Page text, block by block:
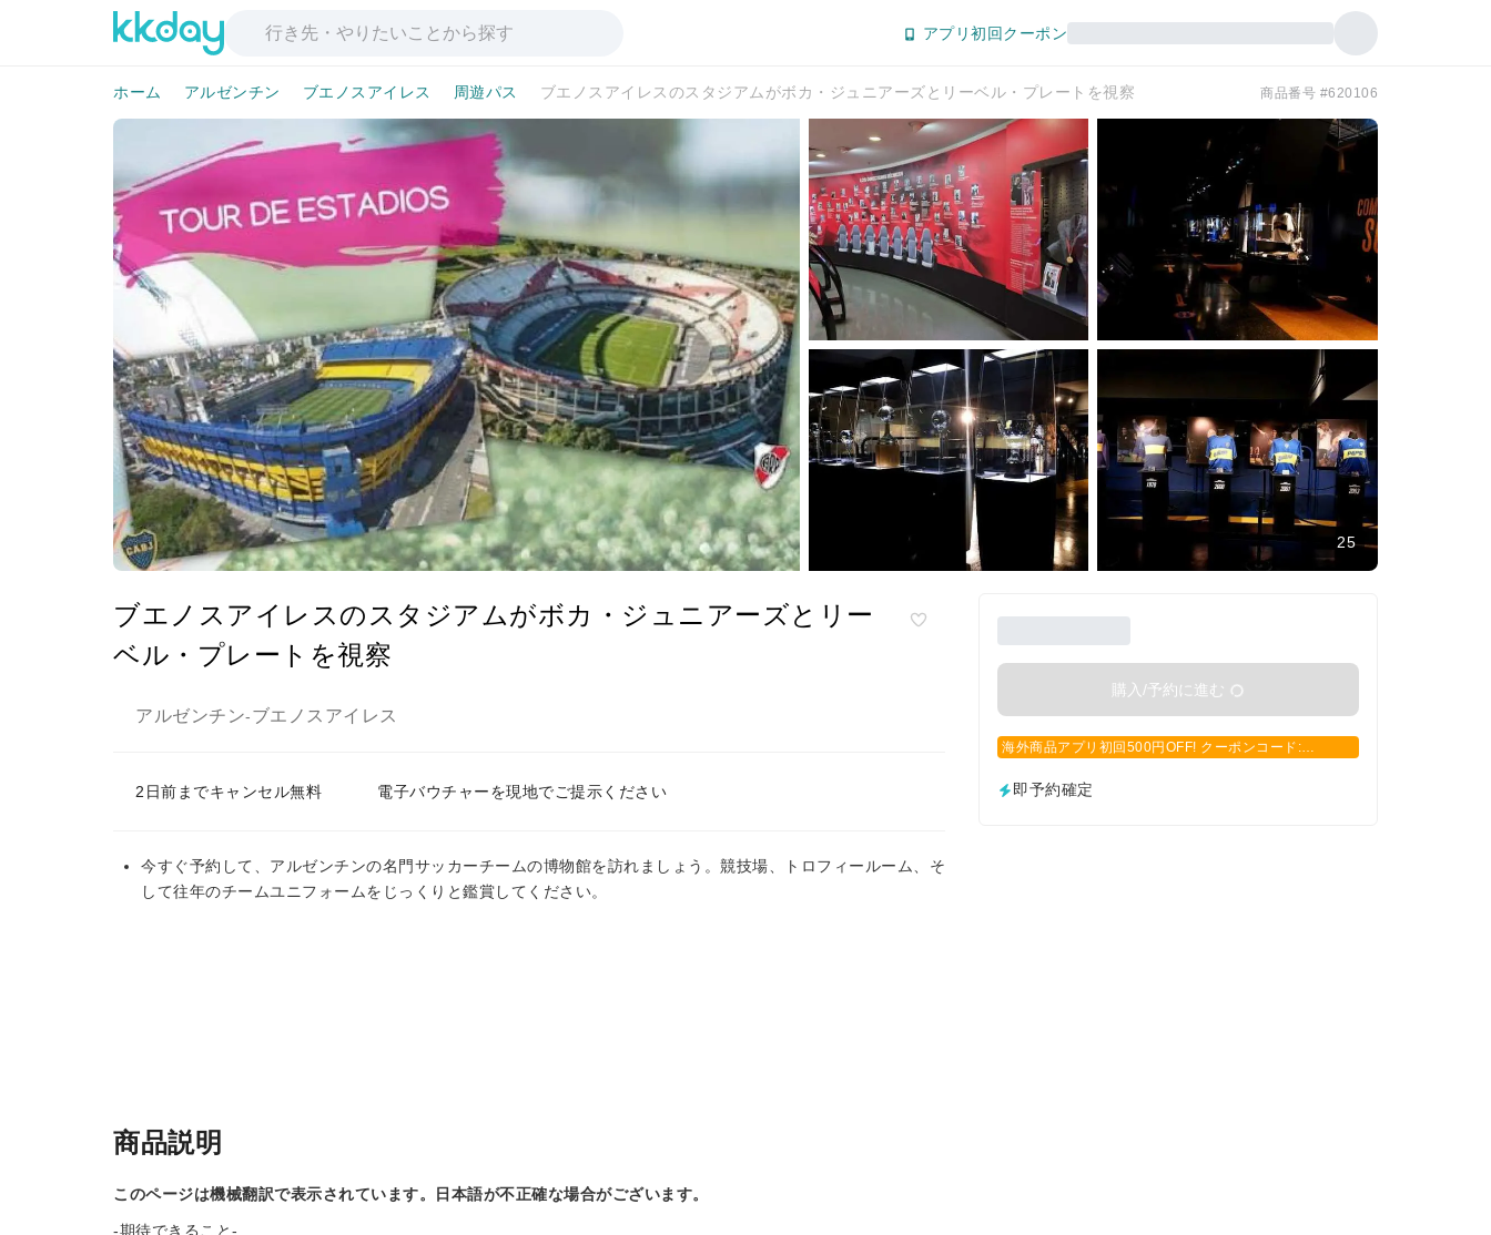
アプリ初回クーポン
ホーム アルゼンチン ブエノスアイレス 周遊パス ブエノスアイレスのスタジアムがボカ・ジュニアーズとリーベル・プレートを視察 商品番号 #620106
25
ブエノスアイレスのスタジアムがボカ・ジュニアーズとリー
ベル・プレートを視察
アルゼンチン-ブエノスアイレス
2日前までキャンセル無料 電子バウチャーを現地でご提示ください
今すぐ予約して、アルゼンチンの名門サッカーチームの博物館を訪れましょう。競技場、トロフィールーム、そ
して往年のチームユニフォームをじっくりと鑑賞してください。
購入/予約に進む
海外商品アプリ初回500円OFF! クーポンコード:
即予約確定
商品説明
このページは機械翻訳で表示されています。日本語が不正確な場合がございます。
-期待できること-